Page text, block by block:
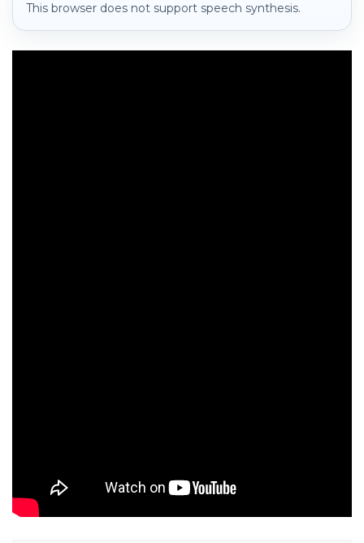
This browser does not support speech synthesis.